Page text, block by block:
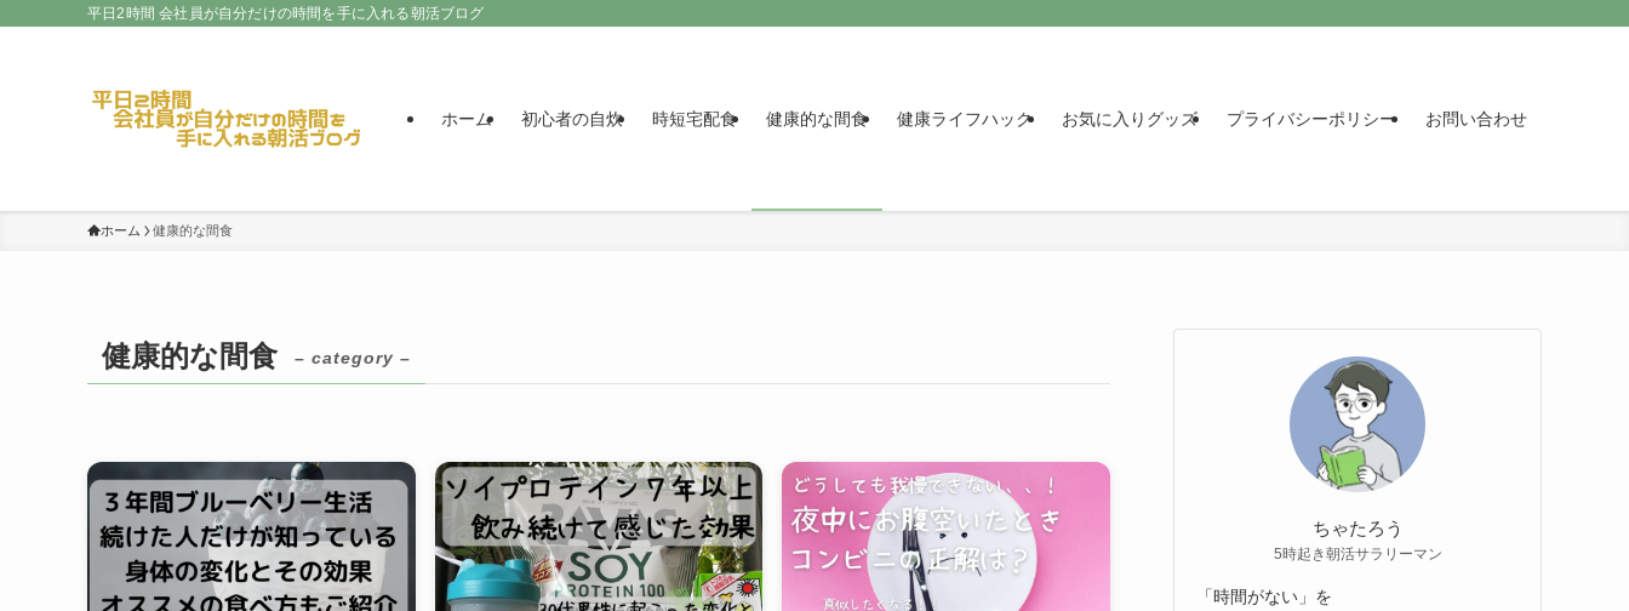
平日2時間 会社員が自分だけの時間を手に入れる朝活ブログ
ホーム 初心者の自炊 時短宅配食 健康的な間食 健康ライフハック お気に入りグッズ プライバシーポリシー お問い合わせ
ホーム 健康的な間食
健康的な間食 – category –
ちゃたろう
5時起き朝活サラリーマン
「時間がない」を